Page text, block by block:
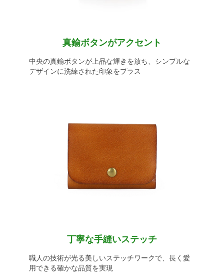
真鍮ボタンがアクセント
中央の真鍮ボタンが上品な輝きを放ち、シンプルな
デザインに洗練された印象をプラス
丁寧な手縫いステッチ
職人の技術が光る美しいステッチワークで、長く愛
用できる確かな品質を実現